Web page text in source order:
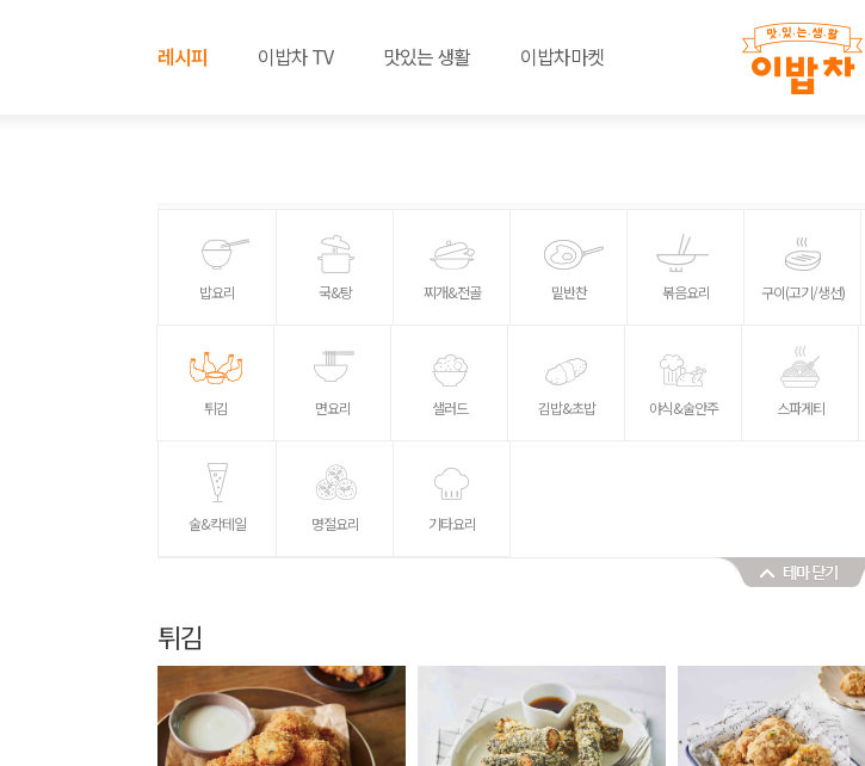
레시피 이밥차 TV 맛있는 생활 이밥차마켓
밥요리 국&탕 찌개&전골 밑반찬 볶음요리 구이(고기/생선)
튀김 면요리 샐러드 김밥&초밥 야식&술안주 스파게티
술&칵테일 명절요리 기타요리
튀김